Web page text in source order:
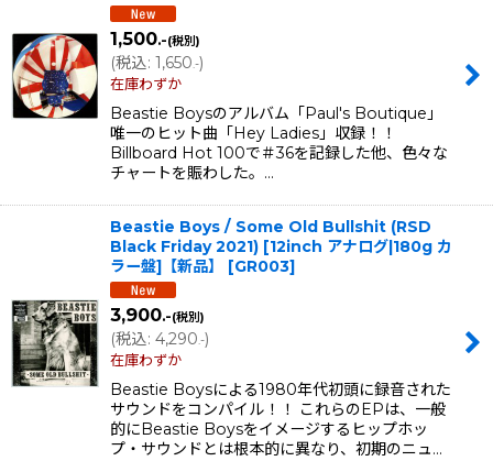
1,500.-(税別)
(税込: 1,650.-)
在庫わずか
Beastie Boysのアルバム「Paul's Boutique」
唯一のヒット曲「Hey Ladies」収録！！
Billboard Hot 100で＃36を記録した他、色々な
チャートを賑わした。…
Beastie Boys / Some Old Bullshit (RSD
Black Friday 2021) [12inch アナログ|180g カ
ラー盤]【新品】
[GR003]
3,900.-(税別)
(税込: 4,290.-)
在庫わずか
Beastie Boysによる1980年代初頭に録音された
サウンドをコンパイル！！ これらのEPは、一般
的にBeastie Boysをイメージするヒップホッ
プ・サウンドとは根本的に異なり、初期のニュ…